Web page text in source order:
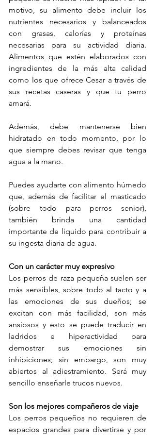
motivo, su alimento debe incluir los
nutrientes necesarios y balanceados
con grasas, calorías y proteínas
necesarias para su actividad diaria.
Alimentos que estén elaborados con
ingredientes de la más alta calidad
como los que ofrece Cesar a través de
sus recetas caseras y que tu perro
amará.
Además, debe mantenerse bien
hidratado en todo momento, por lo
que siempre debes revisar que tenga
agua a la mano.
Puedes ayudarte con alimento húmedo
que, además de facilitar el masticado
(sobre todo para perros senior),
también brinda una cantidad
importante de líquido para contribuir a
su ingesta diaria de agua.
Con un carácter muy expresivo
Los perros de raza pequeña suelen ser
más sensibles, sobre todo al tacto y a
las emociones de sus dueños; se
excitan con más facilidad, son más
ansiosos y esto se puede traducir en
ladridos e hiperactividad para
demostrar sus emociones sin
inhibiciones; sin embargo, son muy
abiertos al adiestramiento. Será muy
sencillo enseñarle trucos nuevos.
Son los mejores compañeros de viaje
Los perros pequeños no requieren de
espacios grandes para divertirse y por